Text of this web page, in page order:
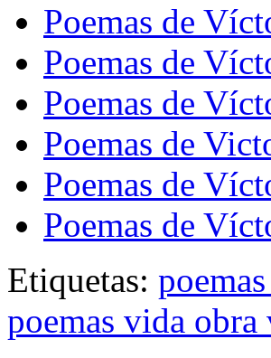
Poemas de
Poemas de
Poemas de
Poemas de
Poemas de
Poemas de
Etiquetas:
poemas vida